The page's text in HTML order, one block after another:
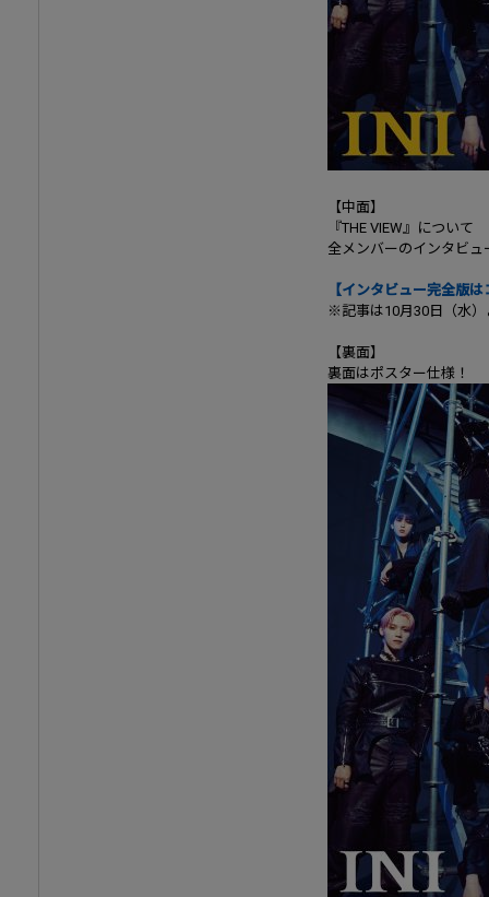
【中面】
『THE VIEW』について
全メンバーのインタビ
【インタビュー完全版
※記事は10月30日（水
【裏面】
裏面はポスター仕様！